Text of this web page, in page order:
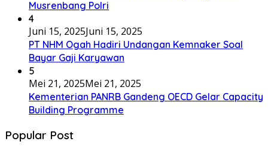
Musrenbang Polri
4
Juni 15, 2025Juni 15, 2025
PT NHM Ogah Hadiri Undangan Kemnaker Soal
Bayar Gaji Karyawan
5
Mei 21, 2025Mei 21, 2025
Kementerian PANRB Gandeng OECD Gelar Capacity
Building Programme
Popular Post